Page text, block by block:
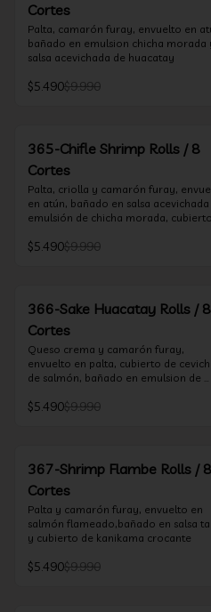
Cortes
Palta, camarón furay, envuelto en
bañado en emulsion chicha morada
salsa acevichada de huacatay
$5.490$9.990
365-Chifle Shrimp Rolls / 8
Cortes
Palta, criolla y camarón furay,
en atún, bañado en salsa acevichada
emulsión de chicha morada, cubierto
$5.490$9.990
366-Sake Huacatay Rolls / 8
Cortes
Queso crema y camarón furay,
envuelto en palta, cubierto de
de salmón, bañado en emulsion de
$5.490$9.990
367-Shrimp Flambe Rolls / 8
Cortes
Palta y camarón furay, envuelto en
salmón flameado,bañado en salsa
y cubierto de kanikama crocante
$5.490$9.990